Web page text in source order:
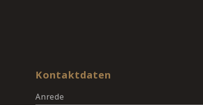
Kontaktdaten
Anrede